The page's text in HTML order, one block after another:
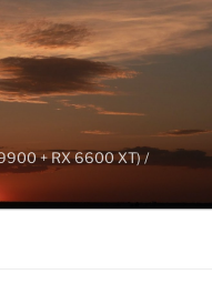
+ RX 6600 XT) /